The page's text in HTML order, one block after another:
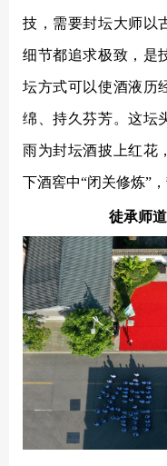
技，需要封坛大师以
细节都追求极致，是
坛方式可以使酒液历
绵、持久芬芳。这坛
雨为封坛酒披上红花
下酒窖中“闭关修炼”
徒承师